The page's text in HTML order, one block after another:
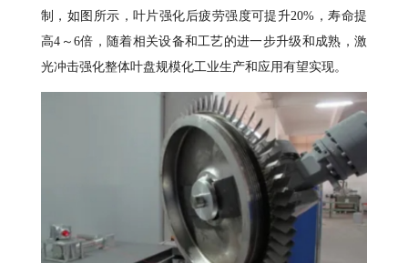
制，如图所示，叶片强化后疲劳强度可提升20%，寿命提
高4～6倍，随着相关设备和工艺的进一步升级和成熟，激
光冲击强化整体叶盘规模化工业生产和应用有望实现。